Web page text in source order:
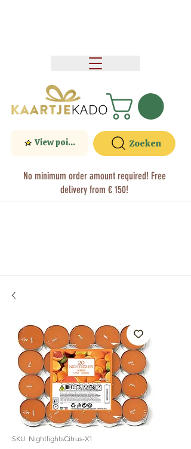
No minimum order amount required! Free
delivery from € 150!
View points Zoeken
SKU: NightlightsCitrus-X1